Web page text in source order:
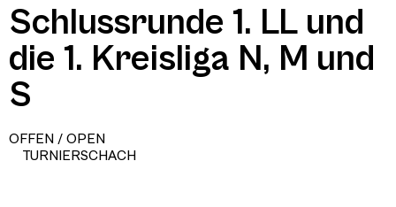
Schlussrunde 1. LL und
die 1. Kreisliga N, M und
S
OFFEN / OPEN
TURNIERSCHACH